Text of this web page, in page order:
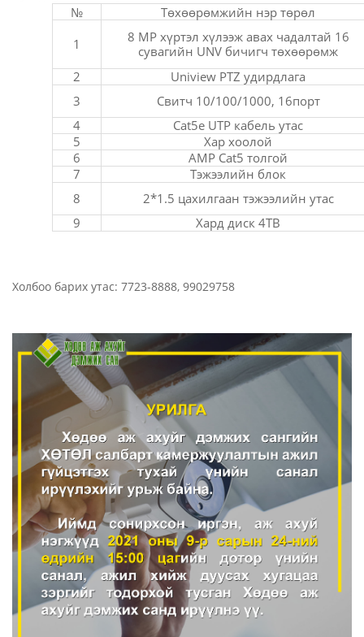
№
Төхөөрөмжийн нэр төрөл
1
8 MP хүртэл хүлээж авах чадалтай 16
сувагийн UNV бичигч төхөөрөмж
2
Uniview PTZ удирдлага
3
Свитч 10/100/1000, 16порт
4
Cat5e UTP кабель утас
5
Хар хоолой
6
AMP Cat5 толгой
7
Тэжээлийн блок
8
2*1.5 цахилгаан тэжээлийн утас
9
Хард диск 4TB
Холбоо барих утас: 7723-8888, 99029758